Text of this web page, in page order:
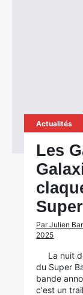
Actualités
Les
Par Julien
2025
La nuit
du Super
bande
c'est un